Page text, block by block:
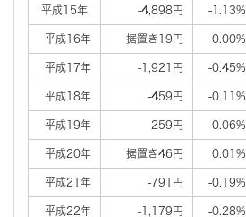
平成15年 -4,898円 -1.13%
平成16年 据置き19円 0.00%
平成17年 -1,921円 -0.45%
平成18年 -459円 -0.11%
平成19年 259円 0.06%
平成20年 据置き46円 0.01%
平成21年 -791円 -0.19%
平成22年 -1,179円 -0.28%